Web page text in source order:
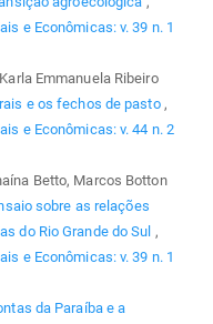
e Econômicas: v. 39 n. 1
Emmanuela Ribeiro
e os fechos de pasto,
e Econômicas: v. 44 n. 2
Betto, Marcos Botton
sobre as relações
do Rio Grande do Sul ,
e Econômicas: v. 39 n. 1
da Paraíba e a